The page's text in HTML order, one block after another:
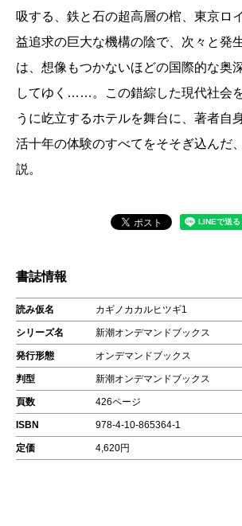
吸する、鉄と石の超高層の棺、東京ロ
益追求の巨大な機構の陰で、次々と発
は、想像もつかないほどの国際的な奥
してゆく……。この錯綜した現代社会
うに屹立するホテルを舞台に、著者自
活十年の体験のすべてをそそぎ込んだ
説。
書誌情報
読み仮名 カギノカカルヒツギ1
シリーズ名 新潮オンデマンドブックス
発行形態 オンデマンドブックス
判型 新潮オンデマンドブックス
頁数 426ページ
ISBN 978-4-10-865364-1
定価 4,620円